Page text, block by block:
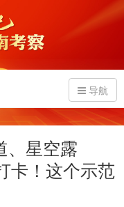
导航
星空露
！这个示范